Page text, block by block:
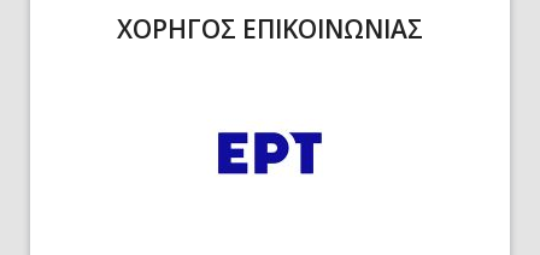
ΧΟΡΗΓΟΣ ΕΠΙΚΟΙΝΩΝΙΑΣ